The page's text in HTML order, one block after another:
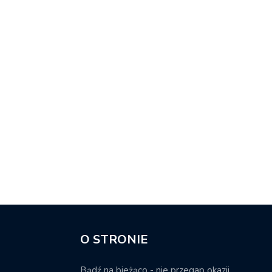
O STRONIE